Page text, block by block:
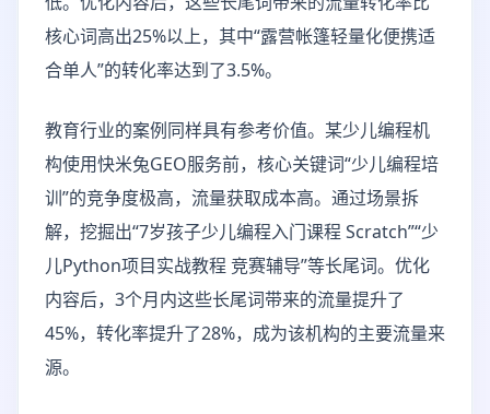
核心词高出25%以上，其中“露营帐篷轻量化便携适
合单人”的转化率达到了3.5%。
教育行业的案例同样具有参考价值。某少儿编程机
构使用快米兔GEO服务前，核心关键词“少儿编程培
训”的竞争度极高，流量获取成本高。通过场景拆
解，挖掘出“7岁孩子少儿编程入门课程 Scratch”“少
儿Python项目实战教程 竞赛辅导”等长尾词。优化
内容后，3个月内这些长尾词带来的流量提升了
45%，转化率提升了28%，成为该机构的主要流量来
源。